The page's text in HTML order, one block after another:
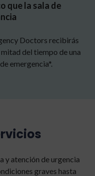
que la sala de
Doctors recibirás
del tiempo de una
emergencia*.
y atención de urgencia
graves hasta